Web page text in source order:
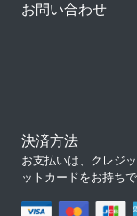
お問い合わせ
決済方法
お支払いは、クレジ
ットカードをお持ち